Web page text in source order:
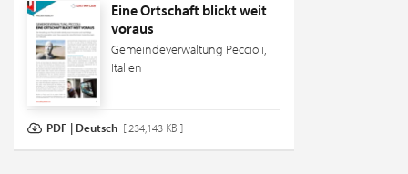
Eine Ortschaft blickt weit
voraus
Gemeindeverwaltung Peccioli,
Italien
PDF | Deutsch [ 234,143 KB ]